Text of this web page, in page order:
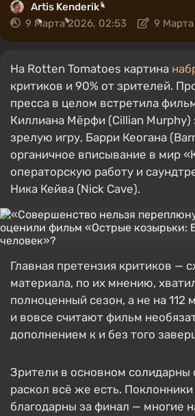
Artis Kenderik
9 Марта 2026, 02:53
9
На Rotten Tomatoes картина
критиков и 90% от зрителей.
пресса в целом встретила
Киллиана Мёрфи (Cillian
зрелую игру, Барри Кеогана
органичное вписывание в мир
операторскую работу и
Ника Кейва (Nick Cave).
Главная претензия критиков —
материала, по их мнению,
полноценный сезон, а не на 112
и вовсе считают фильм
дополнением к и без того
Зрители в основном солидарны
раскол всё же есть.
благодарны за финал — многие